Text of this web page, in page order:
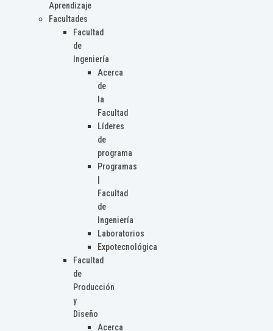
Aprendizaje
Facultades
Facultad
de
Ingeniería
Acerca
de
la
Facultad
Líderes
de
programa
Programas
Facultad
de
Ingeniería
Laboratorios
Expotecnológica
Facultad
de
Producción
y
Diseño
Acerca